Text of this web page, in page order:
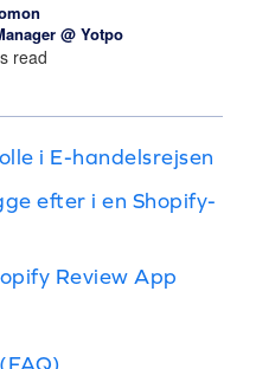
@ Yotpo
read
i E-handelsrejsen
efter i en Shopify-
Review App